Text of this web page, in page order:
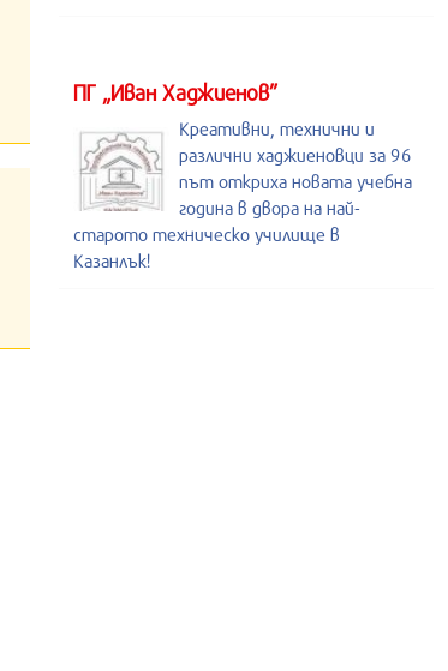
ПГ „Иван Хаджиенов”
Креативни, технични и
различни хаджиеновци за 96
път откриха новата учебна
година в двора на най-
старото техническо училище в
Казанлък!